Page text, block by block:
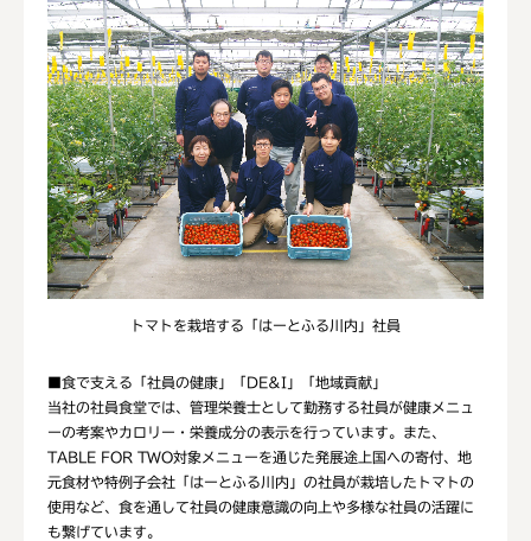
トマトを栽培する「はーとふる川内」社員
■食で支える「社員の健康」「DE&I」「地域貢献」
当社の社員食堂では、管理栄養士として勤務する社員が健康メニュ
ーの考案やカロリー・栄養成分の表示を行っています。また、
TABLE FOR TWO対象メニューを通じた発展途上国への寄付、地
元食材や特例子会社「はーとふる川内」の社員が栽培したトマトの
使用など、食を通して社員の健康意識の向上や多様な社員の活躍に
も繋げています。